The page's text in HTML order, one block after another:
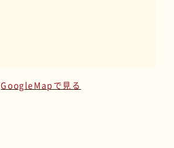
GoogleMapで見る